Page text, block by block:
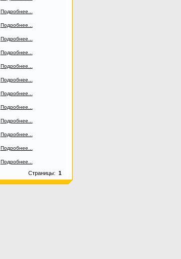
Подробнее...
Подробнее...
Подробнее...
Подробнее...
Подробнее...
Подробнее...
Подробнее...
Подробнее...
Подробнее...
Подробнее...
Подробнее...
Подробнее...
Страницы: 1